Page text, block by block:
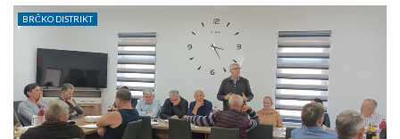
BRČKO DISTRIKT